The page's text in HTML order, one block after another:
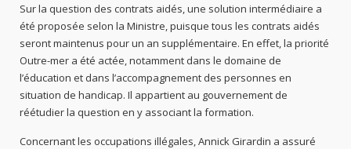
Sur la question des contrats aidés, une solution intermédiaire a
été proposée selon la Ministre, puisque tous les contrats aidés
seront maintenus pour un an supplémentaire. En effet, la priorité
Outre-mer a été actée, notamment dans le domaine de
l’éducation et dans l’accompagnement des personnes en
situation de handicap. Il appartient au gouvernement de
réétudier la question en y associant la formation.
Concernant les occupations illégales, Annick Girardin a assuré